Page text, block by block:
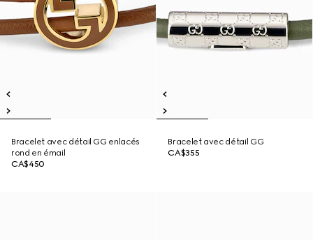
Bracelet avec détail GG enlacés
rond en émail
CA$450
Bracelet avec détail GG
CA$355